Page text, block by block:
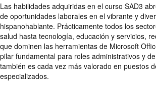
Las habilidades adquiridas en el curso SAD3
de oportunidades laborales en el vibrante y
hispanohablante. Prácticamente todos los
salud hasta tecnología, educación y servicios,
que dominen las herramientas de Microsoft
pilar fundamental para roles administrativos y
también es cada vez más valorado en puestos
especializados.